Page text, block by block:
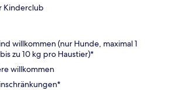
Kinderclub
willkommen (nur Hunde, maximal 1
zu 10 kg pro Haustier)*
willkommen